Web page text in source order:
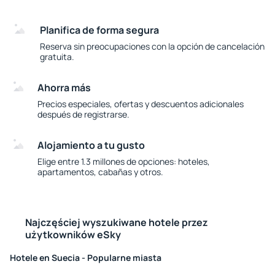
Planifica de forma segura
Reserva sin preocupaciones con la opción de cancelación
gratuita.
Ahorra más
Precios especiales, ofertas y descuentos adicionales
después de registrarse.
Alojamiento a tu gusto
Elige entre 1.3 millones de opciones: hoteles,
apartamentos, cabañas y otros.
Najczęściej wyszukiwane hotele przez
użytkowników eSky
Hotele en Suecia - Popularne miasta